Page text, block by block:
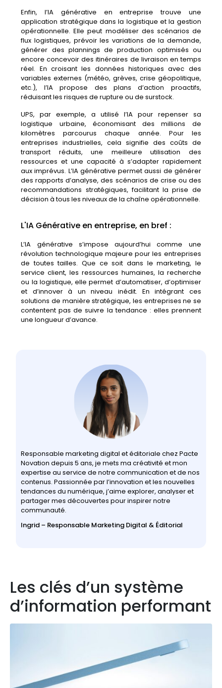
Enfin, l’IA générative enentreprise trouve une
application stratégique dansla logistiqueetla gestion
opérationnelle.Ellepeut modéliser des scénarios de
flux logistiques, prévoirles variations dela demande,
générer des planningsdeproduction optimisés ou
encoreconcevoirdesitinéraires de livraison entemps
réel. En croisantles donnéeshistoriquesavec des
variablesexternes (météo, grèves, crise géopolitique,
etc.), l’IApropose des plansd’action proactifs,
réduisantlesrisquesderuptureoudesurstock.
UPS,parexemple,autilisé l’IA pour repenser sa
logistique urbaine, économisantdesmillions de
kilomètresparcouruschaque année. Pour les
entreprisesindustrielles,cela signifie des coûts de
transport réduits,une meilleureutilisation des
ressourcesetune capacité à s’adapter rapidement
auximprévus. L’IA générativepermetaussi de générer
desrapportsd’analyse,des scénarios de crise ou des
recommandations stratégiques,facilitantlaprise de
décisionàtouslesniveauxdelachaîneopérationnelle.
L'IA Générative en entreprise, en bref :
L’IA générative s’imposeaujourd’huicomme une
révolutiontechnologique majeurepourles entreprises
detoutestailles.Que cesoit dans lemarketing, le
serviceclient,les ressources humaines, la recherche
ou la logistique,ellepermet d’automatiser, d’optimiser
et d’innoverà unniveau inédit. Enintégrant ces
solutions de manièrestratégique, les entreprisesne se
contententpasdesuivre latendance : elles prennent
unelongueurd’avance.
Responsable marketing digital et éditoriale chez Pacte
Novation depuis 5 ans, je mets ma créativité et mon
expertise au service de notre communication et de nos
contenus. Passionnée par l’innovation et les nouvelles
tendances du numérique, j’aime explorer, analyser et
partager mes découvertes pour inspirer notre
communauté.
Ingrid – Responsable Marketing Digital & Éditorial
Les clés d’un système
d’information performant